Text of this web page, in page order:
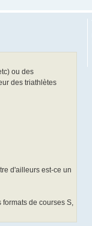
ou des
des triathlètes
d'ailleurs est-ce un
de courses S,